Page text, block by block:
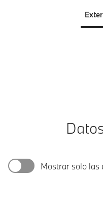
Mostrar solo las